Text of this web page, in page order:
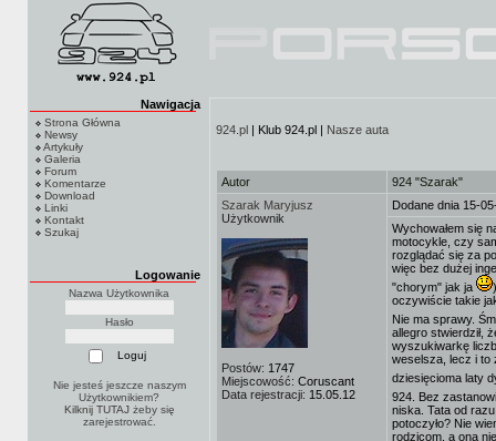
Nawigacja
Strona Główna
Newsy
Artykuły
Galeria
Forum
Komentarze
Download
Linki
Kontakt
Szukaj
Logowanie
Nazwa Użytkownika
Hasło
Nie jesteś jeszcze naszym
Użytkownikiem?
Kilknij TUTAJżeby się
zarejestrować.
924.pl | Klub 924.pl | Nasze auta
Autor
924 "Szarak"
Szarak Maryjusz
Użytkownik
Postów: 1747
Miejscowość: Coruscant
Data rejestracji: 15.05.12
Dodane dnia 15-
Wychowałem się
motocykle, czy
rozglądać się za
więc bez dużej
"chorym" jak ja
oczywiście takie
Nie ma sprawy.
allegro stwierdził,
wyszukiwarkę
weselsza, lecz i to
dziesięcioma laty
924. Bez
niska. Tata od
potoczyło? Nie
rodzicom, a ona